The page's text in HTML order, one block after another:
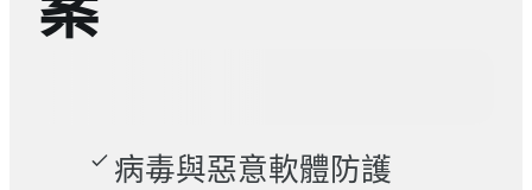
病毒與惡意軟體防護